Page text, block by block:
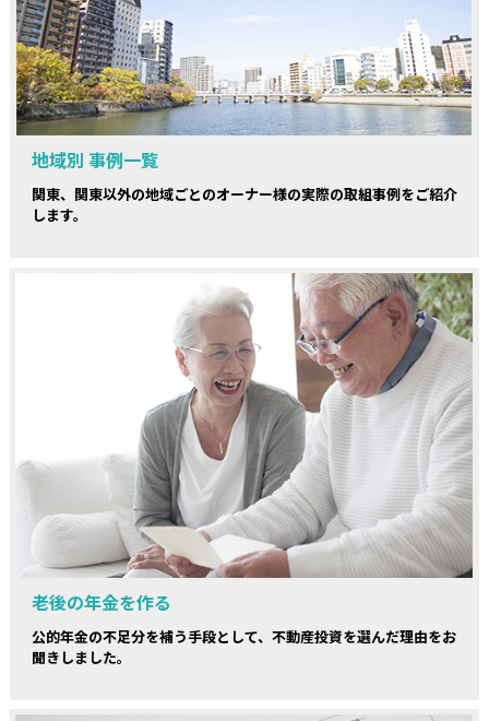
地域別 事例一覧
関東、関東以外の地域ごとのオーナー様の実際の取組事例をご紹介
します。
老後の年金を作る
公的年金の不足分を補う手段として、不動産投資を選んだ理由をお
聞きしました。